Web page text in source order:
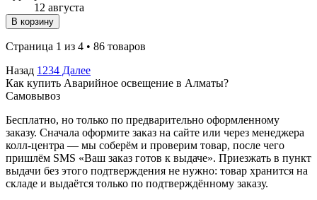
12 августа
В корзину
Страница 1 из 4 • 86 товаров
Назад 1 234 Далее
Как купить Аварийное освещение в Алматы?
Самовывоз
Бесплатно, но только по предварительно оформленному
заказу. Сначала оформите заказ на сайте или через менеджера
колл-центра — мы соберём и проверим товар, после чего
пришлём SMS «Ваш заказ готов к выдаче». Приезжать в пункт
выдачи без этого подтверждения не нужно: товар хранится на
складе и выдаётся только по подтверждённому заказу.